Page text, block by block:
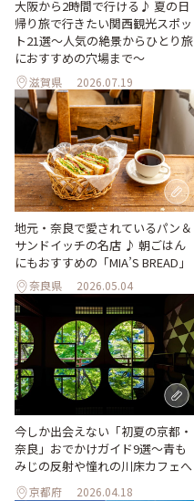
大阪から2時間で行ける♪ 夏の日
帰り旅で行きたい関西観光スポッ
ト21選～人気の絶景からひとり旅
におすすめの穴場まで～
滋賀県 2026.07.19
地元・奈良で愛されているパン＆
サンドイッチの名店 ♪ 朝ごはん
にもおすすめの「MIA’S BREAD」
奈良県 2026.05.04
今しか出会えない「初夏の京都・
奈良」おでかけガイド9選～青も
みじの反射や憧れの川床カフェへ
京都府 2026.04.18